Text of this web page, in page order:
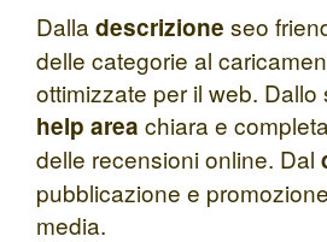
Dalla descrizione seo
delle categorie al
ottimizzate per il web.
help area chiara e
delle recensioni online. Dal
pubblicazione e
media.